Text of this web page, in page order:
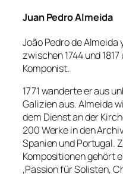
Juan Pedro Almeida
João Pedro de
zwischen 1744 und
Komponist.
1771 wanderte er aus
Galizien aus. Almeida
dem Dienst an der
200 Werke in den
Spanien und Portugal.
Kompositionen gehört
‚Passion für Solisten,